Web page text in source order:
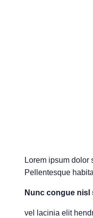
Lorem ipsum
Pellentesque
Nunc congue nisl
vel lacinia elit